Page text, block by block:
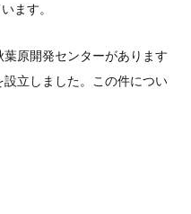
ます。
原開発センターがあります
立しました。この件につい